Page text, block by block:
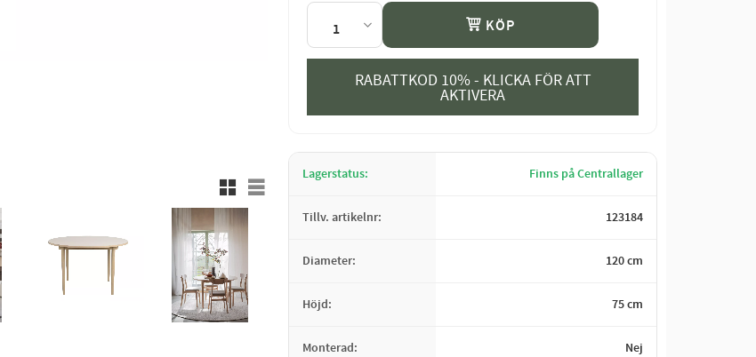
Rutnätsvy
Listvy
KÖP
RABATTKOD 10% - KLICKA FÖR ATT
AKTIVERA
Lagerstatus Finns på Centrallager
Tillv. artikelnr 123184
Diameter 120 cm
Höjd 75 cm
Monterad Nej